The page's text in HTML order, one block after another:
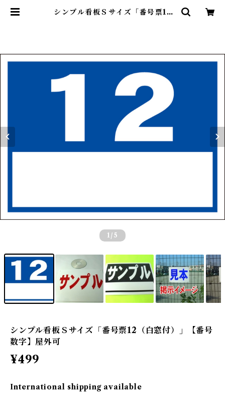
シンプル看板Ｓサイズ「番号票12
1 /5
シンプル看板Ｓサイズ「番号票12（白窓付）」【番号
数字】屋外可
¥499
International shipping available